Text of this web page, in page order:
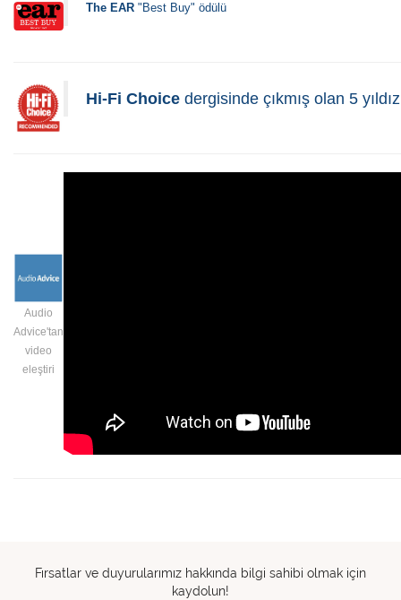
The EAR "Best Buy" ödülü
Hi-Fi Choice dergisinde çıkmış olan 5
Audio
Advice'tan
video
eleştiri
Fırsatlar ve duyurularımız hakkında bilgi sahibi olmak için
kaydolun!